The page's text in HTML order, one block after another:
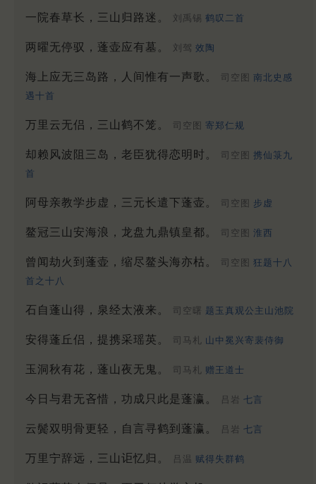
一院春草长，三山归路迷。 刘禹锡 鹤叹二首
两曜无停驭，蓬壶应有墓。 刘驾 效陶
海上应无三岛路，人间惟有一声歌。 司空图 南北史感
遇十首
万里云无侣，三山鹤不笼。 司空图 寄郑仁规
却赖风波阻三岛，老臣犹得恋明时。 司空图 携仙箓九
首
阿母亲教学步虚，三元长遣下蓬壶。 司空图 步虚
鳌冠三山安海浪，龙盘九鼎镇皇都。 司空图 淮西
曾闻劫火到蓬壶，缩尽鳌头海亦枯。 司空图 狂题十八
首之十八
石自蓬山得，泉经太液来。 司空曙 题玉真观公主山池院
安得蓬丘侣，提携采瑶英。 司马札 山中冕兴寄裴侍御
玉洞秋有花，蓬山夜无鬼。 司马札 赠王道士
今日与君无吝惜，功成只此是蓬瀛。 吕岩 七言
云鬓双明骨更轻，自言寻鹤到蓬瀛。 吕岩 七言
万里宁辞远，三山讵忆归。 吕温 赋得失群鹤